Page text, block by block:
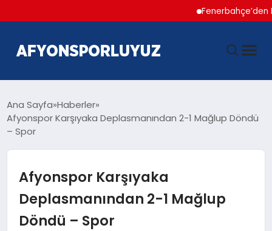
Fenerbahçe’den
HABERLER
AFYONSPOR
FUTBOL
Ana Sayfa Haberler
Afyonspor Karşıyaka Deplasmanından 2-1 Mağlup Döndü
– Spor
Afyonspor Karşıyaka
Deplasmanından 2-1 Mağlup
Döndü – Spor